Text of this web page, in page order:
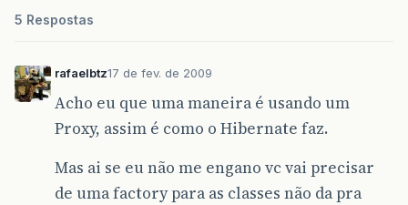
5 Respostas
rafaelbtz17 de fev. de 2009
Acho eu que uma maneira é usando um
Proxy, assim é como o Hibernate faz.
Mas ai se eu não me engano vc vai precisar
de uma factory para as classes não da pra